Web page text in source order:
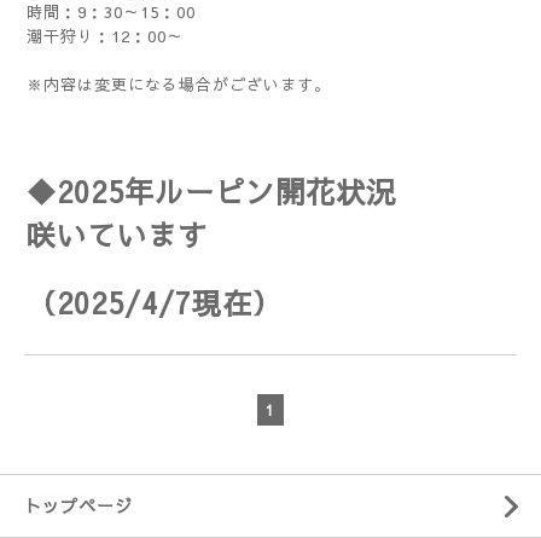
時間：9：30～15：00
潮干狩り：12：00～
※内容は変更になる場合がございます。
◆2025年ルーピン開花状況
咲いています
（2025/4/7現在）
1
トップページ